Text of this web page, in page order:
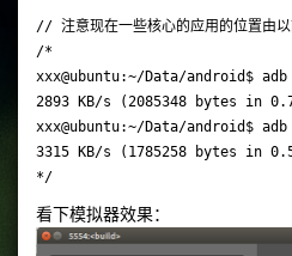
// 注意现在一些核心的应用的位置由
/*
xxx@ubuntu:~/Data/android$
2893 KB/s (2085348 bytes in
xxx@ubuntu:~/Data/android$
3315 KB/s (1785258 bytes in
看下模拟器效果：